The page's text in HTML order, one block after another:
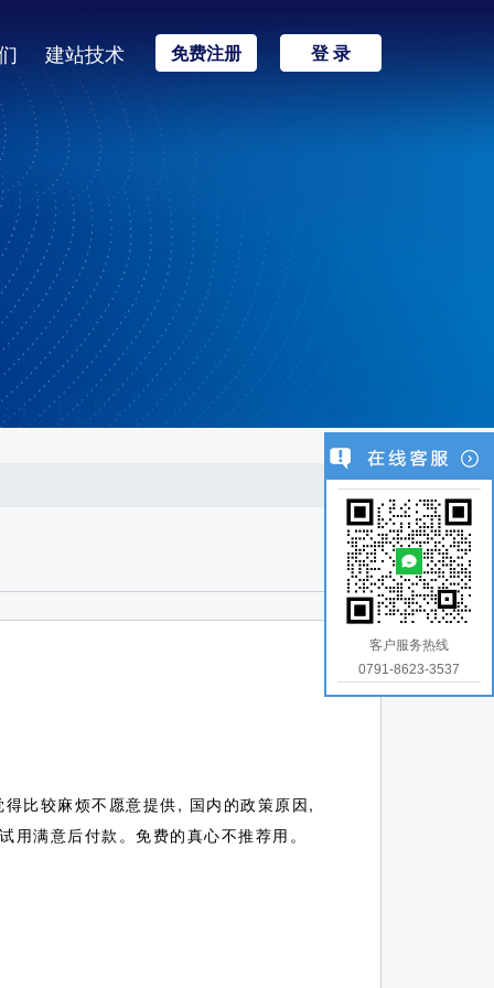
建站技术 免费注册 登 录
比较麻烦不愿意提供, 国内的政策原因,
满意后付款。免费的真心不推荐用。
客户服务热线
0791-8623-3537